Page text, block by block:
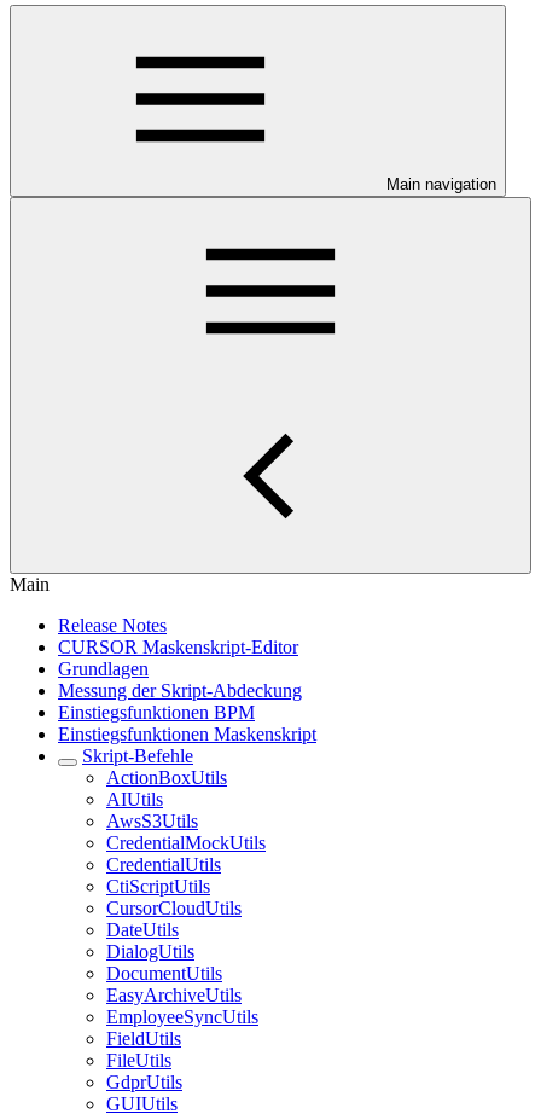
Main navigation
Main
Release Notes
CURSOR Maskenskript-Editor
Grundlagen
Messung der Skript-Abdeckung
Einstiegsfunktionen BPM
Einstiegsfunktionen Maskenskript
Skript-Befehle
ActionBoxUtils
AIUtils
AwsS3Utils
CredentialMockUtils
CredentialUtils
CtiScriptUtils
CursorCloudUtils
DateUtils
DialogUtils
DocumentUtils
EasyArchiveUtils
EmployeeSyncUtils
FieldUtils
FileUtils
GdprUtils
GUIUtils